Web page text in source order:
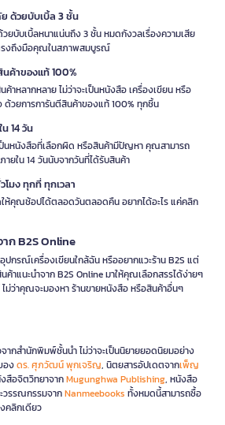
ด้วยบับเบิ้ล 3 ชั้น
ยบับเบิ้ลหนาแน่นถึง 3 ชั้น หมดกังวลเรื่องความเสีย
รงถึงมือคุณในสภาพสมบูรณ์
ค้าของแท้ 100%
าหลากหลาย ไม่ว่าจะเป็นหนังสือ เครื่องเขียน หรือ
ด้วยการการันตีสินค้าของแท้ 100% ทุกชิ้น
14 วัน
ป็นหนังสือที่เลือกผิด หรือสินค้ามีปัญหา คุณสามารถ
ยใน 14 วันนับจากวันที่ได้รับสินค้า
มง ทุกที่ ทุกเวลา
ห้คุณช้อปได้ตลอดวันตลอดคืน อยากได้อะไร แค่คลิก
ก B2S Online
ปกรณ์เครื่องเขียนใกล้ฉัน หรืออยากแวะร้าน B2S แต่
ค้าแนะนำจาก B2S Online มาให้คุณเลือกสรรได้ง่ายๆ
ม่ว่าคุณจะมองหา ร้านขายหนังสือ หรือสินค้าอื่นๆ
ากสำนักพิมพ์ชั้นนำ ไม่ว่าจะเป็นนิยายยอดนิยมอย่าง
องดร. ศุภวัฒน์ พุกเจริญ, นิตยสารอัปเดตจากเพ็ญ
สือจิตวิทยาจากMugunghwa Publishing, หนังสือ
วรรณกรรมจากNanmeebooks ทั้งหมดนี้สามารถซื้อ
คลิกเดียว